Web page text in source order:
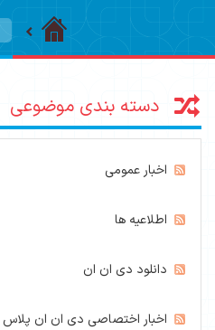
دسته بندی موضوعی
اخبار عمومی
اطلاعیه ها
دانلود دی ان ان
اخبار اختصاصی دی ان ان پلاس